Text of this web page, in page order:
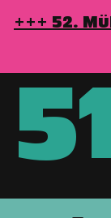
+++ 52.